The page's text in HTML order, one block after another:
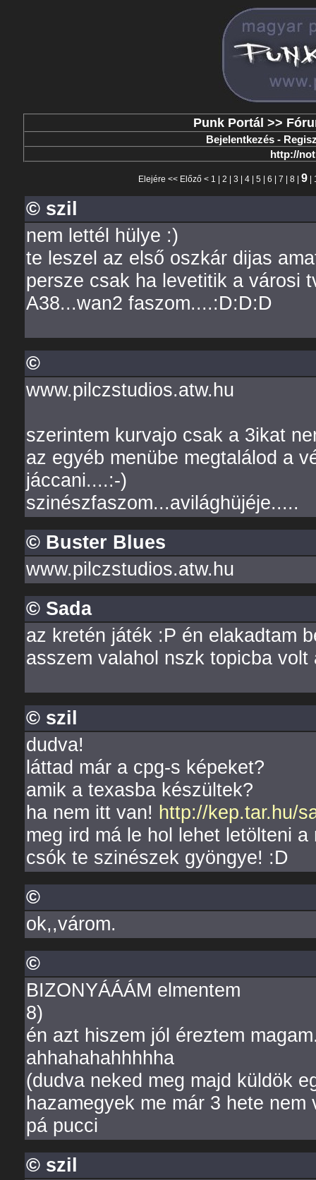
Punk Portál >>
Bejelentkezés -
http://
Elejére << Előző < 1 2 3 4 5 6 7 8 9
© szil
nem lettél hülye :)
te leszel az első oszkár dijas
persze csak ha levetitik a városi
A38...wan2 faszom....:D:D:D
©
www.pilczstudios.atw.hu
szerintem kurvajo csak a 3ikat
az egyéb menübe megtalálod a
jáccani....:-)
szinészfaszom...avilághüjéje.....
© Buster Blues
www.pilczstudios.atw.hu
© Sada
az kretén játék :P én elakadtam
asszem valahol nszk topicba volt
© szil
dudva!
láttad már a cpg-s képeket?
amik a texasba készültek?
ha nem itt van! http://kep.tar.hu/
meg ird má le hol lehet letölteni
csók te szinészek gyöngye! :D
©
ok,,várom.
©
BIZONYÁÁÁM elmentem
8)
én azt hiszem jól éreztem
ahhahahahhhhha
(dudva neked meg majd küldök
hazamegyek me már 3 hete nem
pá pucci
© szil